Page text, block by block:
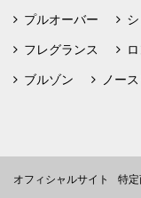
プルオーバー
フレグランス
ブルゾン ノー
オフィシャルサイト 特